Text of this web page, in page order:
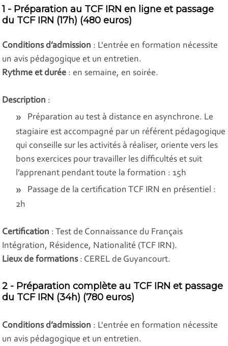
1 - Préparation au TCF IRN en ligne et passage
du TCF IRN (17h) (480 euros)
Conditions d’admission : L'entrée en formation nécessite
un avis pédagogique et un entretien.
Rythme et durée : en semaine, en soirée.
Description :
Préparation au test à distance en asynchrone. Le
stagiaire est accompagné par un référent pédagogique
qui conseille sur les activités à réaliser, oriente vers les
bons exercices pour travailler les difficultés et suit
l’apprenant pendant toute la formation : 15h
Passage de la certification TCF IRN en présentiel :
2h
Certification : Test de Connaissance du Français
Intégration, Résidence, Nationalité (TCF IRN).
Lieux de formations : CEREL de Guyancourt.
2 - Préparation complète au TCF IRN et passage
du TCF IRN (34h) (780 euros)
Conditions d’admission : L'entrée en formation nécessite
un avis pédagogique et un entretien.